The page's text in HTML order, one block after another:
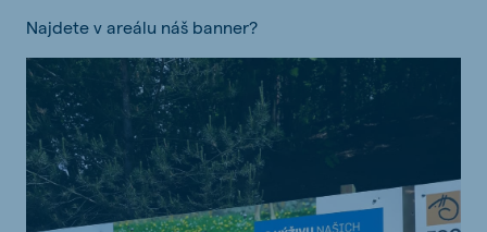
Najdete v areálu náš banner?